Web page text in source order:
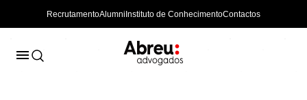
RecrutamentoAlumni Instituto de ConhecimentoContactos